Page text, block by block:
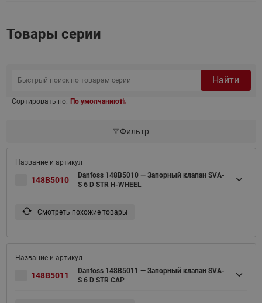
Товары серии
Найти
Сортировать по: По умолчанию
Фильтр
148B5010
Danfoss 148B5010 — Запорный клапан SVA-
S 6 D STR H-WHEEL
Смотреть похожие товары
148B5011
Danfoss 148B5011 — Запорный клапан SVA-
S 6 D STR CAP